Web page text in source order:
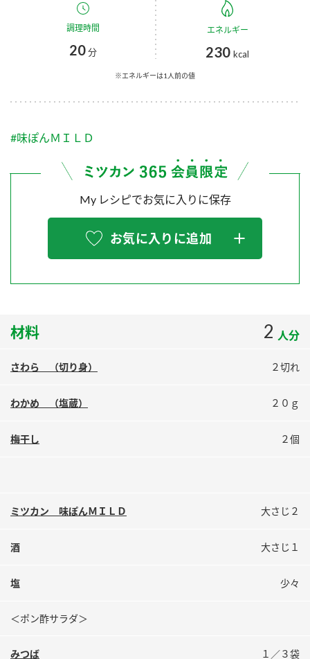
スープ 中華
ふりかけ
炊き込みご飯の素 米飯用調味液
お酢ドリンク
つゆ
PIN印
スペシャルサイト
お酢を知ろう！
ぽん酢サワー
ミツカンのCM
企業理念
ミツカンの歴史
ミツカンを知る
環境への取り組み
ZENB initiative
MIM（ミツカンミュージアム）
各部門が大切にしていること
キッザニア東京「ぽん酢工房」
販売終了製品のご案内
よくあるご質問
地図から取り扱い店舗を探す
検索
業務用サイト 製造所固有記号一覧
調理時間
20分
エネルギー
230 kcal
※エネルギーは1人前の値
#味ぽんＭＩＬＤ
My レシピでお気に入りに保存
お気に入りに追加
材料 2 人分
さわら （切り身） ２切れ
わかめ （塩蔵） ２０ｇ
梅干し ２個
ミツカン 味ぽんＭＩＬＤ 大さじ２
酒 大さじ１
塩 少々
＜ポン酢サラダ＞
みつば １／３袋